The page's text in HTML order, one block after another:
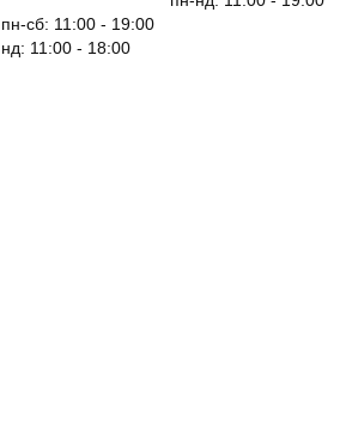
пн-сб: 11:00 - 19:00
нд: 11:00 - 18:00